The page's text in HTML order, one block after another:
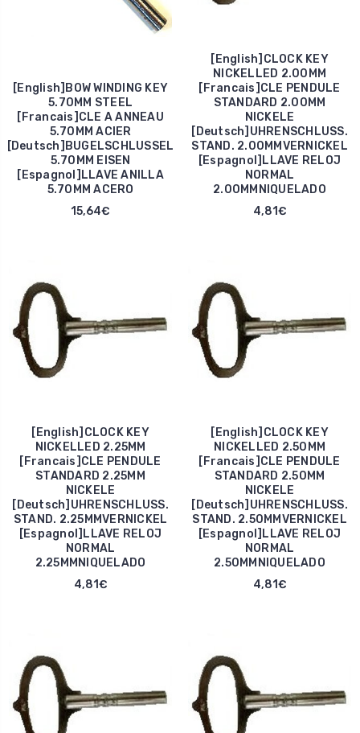
[English]BOW WINDING KEY
5.70MM STEEL
[Francais]CLE A ANNEAU
5.70MM ACIER
[Deutsch]BUGELSCHLUSSEL
5.70MM EISEN
[Espagnol]LLAVE ANILLA
5.70MM ACERO
15,64€
[English]CLOCK KEY
NICKELLED 2.00MM
[Francais]CLE PENDULE
STANDARD 2.00MM
NICKELE
[Deutsch]UHRENSCHLUSS.
STAND. 2.00MMVERNICKEL
[Espagnol]LLAVE RELOJ
NORMAL
2.00MMNIQUELADO
4,81€
[English]CLOCK KEY
NICKELLED 2.25MM
[Francais]CLE PENDULE
STANDARD 2.25MM
NICKELE
[Deutsch]UHRENSCHLUSS.
STAND. 2.25MMVERNICKEL
[Espagnol]LLAVE RELOJ
NORMAL
2.25MMNIQUELADO
4,81€
[English]CLOCK KEY
NICKELLED 2.50MM
[Francais]CLE PENDULE
STANDARD 2.50MM
NICKELE
[Deutsch]UHRENSCHLUSS.
STAND. 2.50MMVERNICKEL
[Espagnol]LLAVE RELOJ
NORMAL
2.50MMNIQUELADO
4,81€